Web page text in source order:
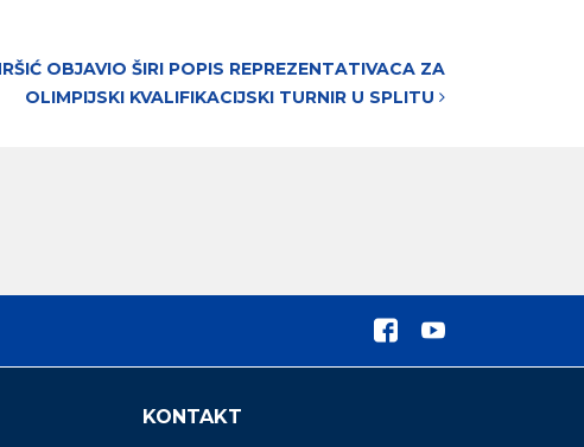
OBJAVIO ŠIRI POPIS REPREZENTATIVACA ZA
OLIMPIJSKI KVALIFIKACIJSKI TURNIR U SPLITU
KONTAKT